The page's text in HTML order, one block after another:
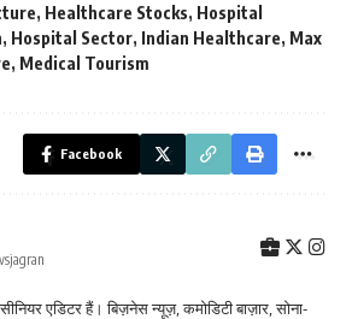
, Healthcare Stocks, Hospital
, Hospital Sector, Indian Healthcare, Max
, Medical Tourism
Facebook
एडिटर हैं। बिज़नेस न्यूज़, कमोडिटी बाज़ार, सोना-